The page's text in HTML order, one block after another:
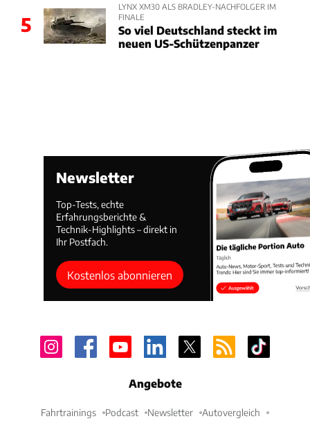
5
LYNX XM30 ALS BRADLEY-NACHFOLGER IM
FINALE
So viel Deutschland steckt im
neuen US-Schützenpanzer
Newsletter
Top-Tests, echte
Erfahrungsberichte &
Technik-Highlights – direkt in
Ihr Postfach.
Kostenlos abonnieren
Angebote
Fahrtrainings Podcast Newsletter Autovergleich